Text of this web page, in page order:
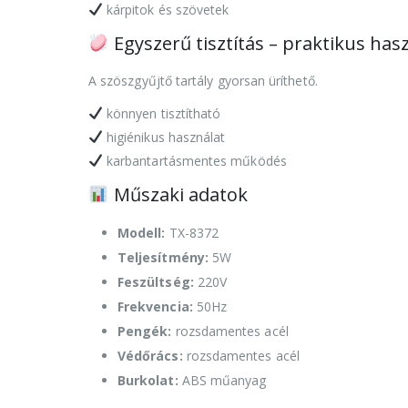
kárpitok és szövetek
Egyszerű tisztítás – praktikus
A szöszgyűjtő tartály gyorsan üríthető.
könnyen tisztítható
higiénikus használat
karbantartásmentes működés
Műszaki adatok
Modell: TX-8372
Teljesítmény: 5W
Feszültség: 220V
Frekvencia: 50Hz
Pengék: rozsdamentes acél
Védőrács: rozsdamentes acél
Burkolat: ABS műanyag